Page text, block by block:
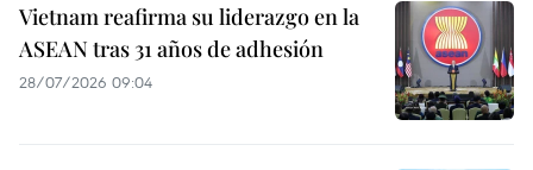
Vietnam reafirma su liderazgo en la
ASEAN tras 31 años de adhesión
28/07/2026 09:04